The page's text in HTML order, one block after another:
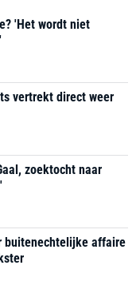
'Het wordt niet
vertrekt direct weer
zoektocht naar
buitenechtelijke affaire